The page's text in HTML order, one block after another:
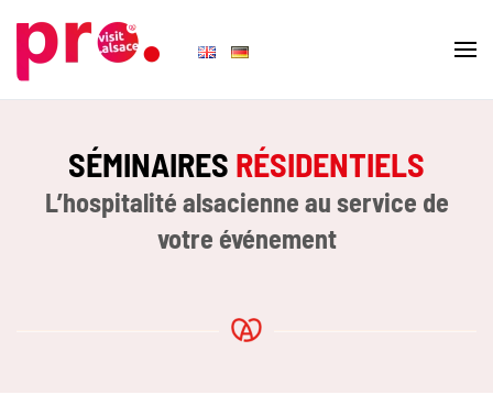
Skip to main content
SÉMINAIRES RÉSIDENTIELS
L’hospitalité alsacienne au service de
votre événement